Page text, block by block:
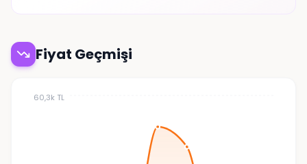
Fiyat Geçmişi
60,3k TL